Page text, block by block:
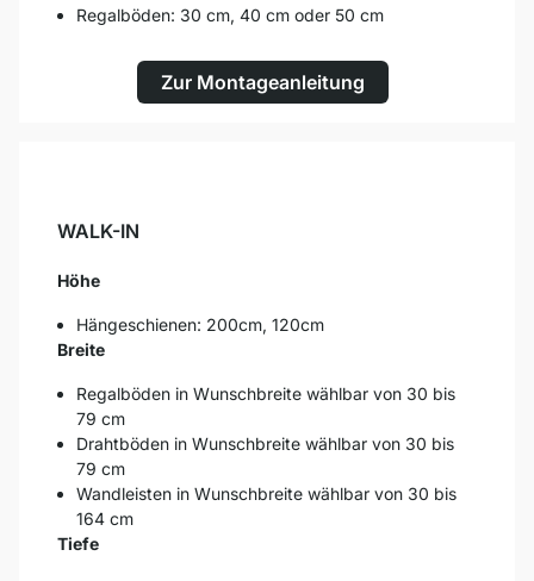
Regalböden: 30 cm, 40 cm oder 50 cm
Zur Montageanleitung
WALK-IN
Höhe
Hängeschienen: 200cm, 120cm
Breite
Regalböden in Wunschbreite wählbar von 30 bis
79 cm
Drahtböden in Wunschbreite wählbar von 30 bis
79 cm
Wandleisten in Wunschbreite wählbar von 30 bis
164 cm
Tiefe